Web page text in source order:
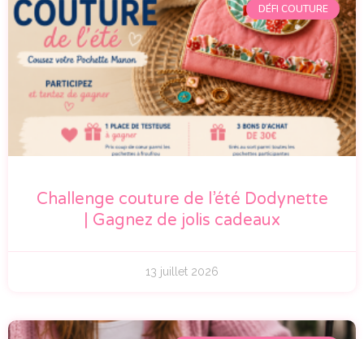
DÉFI COUTURE
Challenge couture de l’été Dodynette
| Gagnez de jolis cadeaux
13 juillet 2026